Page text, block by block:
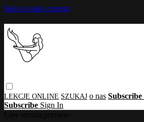
Skip to main content
o nas Subscribe
Subscribe Sign In